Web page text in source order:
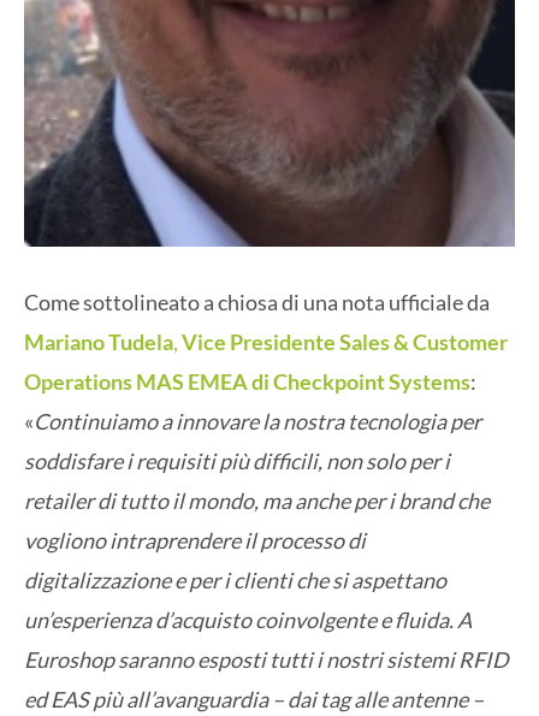
Come sottolineato a chiosa di una nota ufficiale da
Mariano Tudela,Vice Presidente Sales & Customer
Operations MAS EMEA di Checkpoint Systems:
«Continuiamo a innovare la nostra tecnologia per
soddisfare i requisiti più difficili, non solo per i
retailer di tutto il mondo, ma anche per i brand che
vogliono intraprendere il processo di
digitalizzazione e per i clienti che si aspettano
un’esperienza d’acquisto coinvolgente e fluida. A
Euroshop saranno esposti tutti i nostri sistemi RFID
ed EAS più all’avanguardia – dai tag alle antenne –